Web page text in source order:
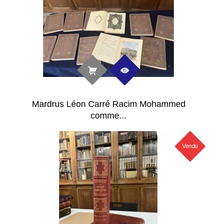
Mardrus Léon Carré Racim Mohammed
comme...
Vendu
Nouveau